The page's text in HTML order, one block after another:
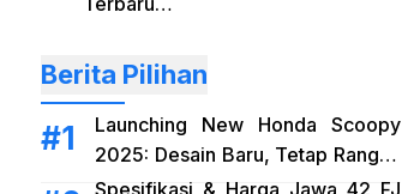
Berita Pilihan
Launching New Honda Scoopy
2025: Desain Baru, Tetap Rangka
eSAF…!!
Spesifikasi & Harga Jawa 42 FJ